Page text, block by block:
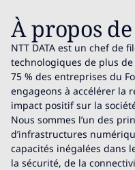
À propos
NTT DATA est un chef de
technologiques de plus
75 % des entreprises du
engageons à accélérer la
impact positif sur la
Nous sommes l’un des
d’infrastructures
capacités inégalées dans
la sécurité, de la